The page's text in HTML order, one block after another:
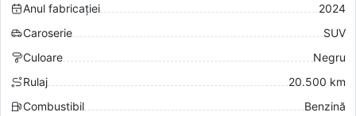
Anul fabricației
2024
Caroserie
SUV
Culoare
Negru
Rulaj
20.500 km
Combustibil
Benzină